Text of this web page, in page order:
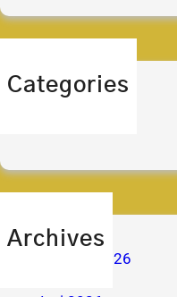
Categories
Archives
Agustus 2026